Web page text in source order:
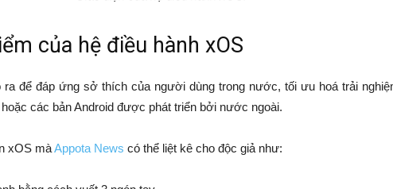
của hệ điều hành xOS
để đáp ứng sở thích của người dùng trong nước, tối ưu hoá trải
hoặc các bản Android được phát triển bởi nước ngoài.
xOS màAppota News có thể liệt kê cho độc giả như: